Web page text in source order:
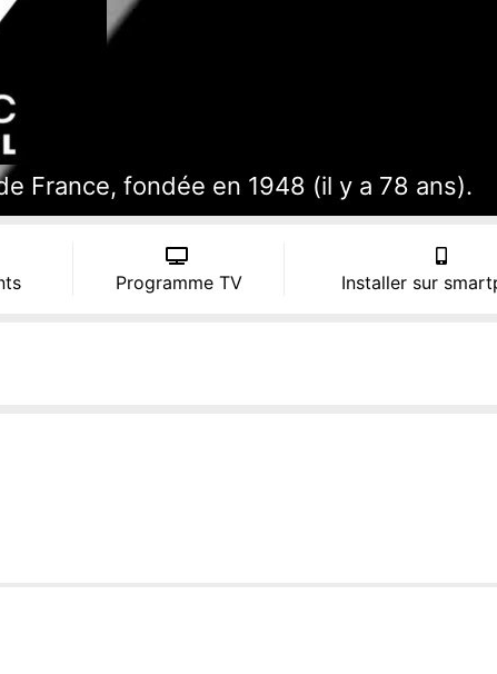
France, fondée en 1948 (il y a 78 ans).
Programme TV Installer sur